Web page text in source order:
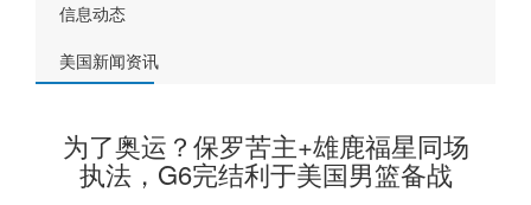
信息动态
美国新闻资讯
为了奥运？保罗苦主+雄鹿福星同场
执法，G6完结利于美国男篮备战